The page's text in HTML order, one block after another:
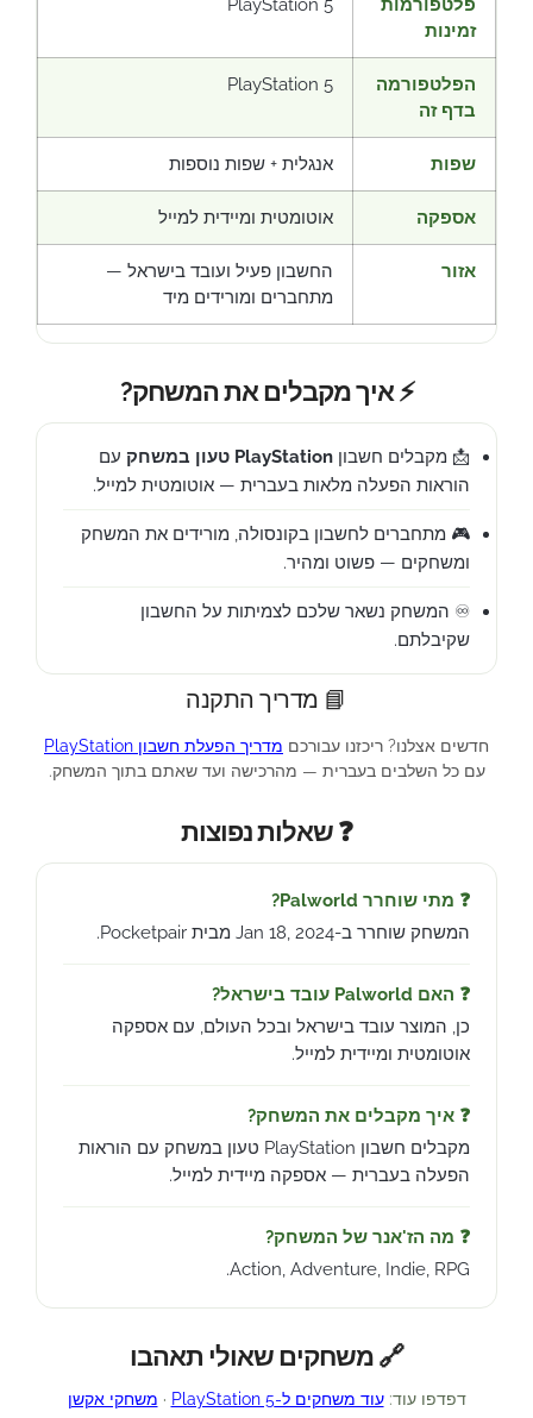
פלטפורמות
זמינות
PlayStation 5
הפלטפורמה
בדף זה
PlayStation 5
שפות אנגלית + שפות נוספות
אספקה אוטומטית ומיידית למייל
אזור
החשבון פעיל ועובד בישראל —
מתחברים ומורידים מיד
⚡ איך מקבלים את המשחק?
📩 מקבלים חשבון PlayStation טעון במשחק
עם
הוראות הפעלה מלאות בעברית — אוטומטית למייל.
🎮 מתחברים לחשבון בקונסולה, מורידים את המשחק
ומשחקים — פשוט ומהיר.
♾️ המשחק נשאר שלכם לצמיתות על החשבון
שקיבלתם.
📘 מדריך התקנה
חדשים אצלנו? ריכזנו עבורכם מדריך הפעלת חשבון PlayStation
עם כל השלבים בעברית — מהרכישה ועד שאתם בתוך המשחק.
❓ שאלות נפוצות
❓ מתי שוחרר Palworld?
המשחק שוחרר ב-Jan 18, 2024 מבית Pocketpair.
❓ האם Palworld עובד בישראל?
כן, המוצר עובד בישראל ובכל העולם, עם אספקה
אוטומטית ומיידית למייל.
❓ איך מקבלים את המשחק?
מקבלים חשבון PlayStation טעון במשחק עם הוראות
הפעלה בעברית — אספקה מיידית למייל.
❓ מה הז'אנר של המשחק?
Action, Adventure, Indie, RPG.
🔗 משחקים שאולי תאהבו
דפדפו עוד:עוד משחקים ל-PlayStation 5 · משחקי אקשן